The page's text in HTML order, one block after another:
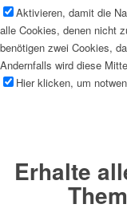
Aktivieren, damit die
alle Cookies, denen nicht
benötigen zwei Cookies,
Andernfalls wird diese
Hier klicken, um
Erhalte